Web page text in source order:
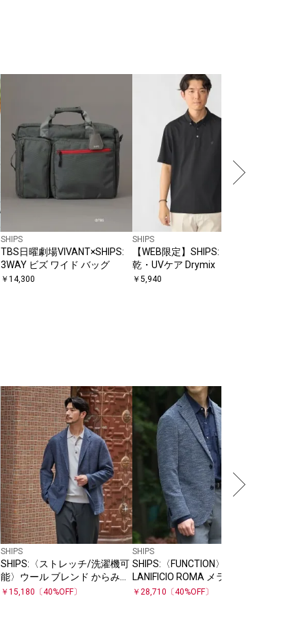
SHIPS
TBS日曜劇場VIVANT×SHIPS:
3WAY ビズ ワイド バッグ
￥ 14,300
SHIPS
【WEB限定】SHIPS: 吸水速
乾・UVケア Drymix（R）ワン
ポイントロゴ ボタンダウン ポ
￥ 5,940
SHIPS
SHIPS:〈ストレッチ/洗濯機可
能〉ウール ブレンド からみ織
り ジャケット
￥ 15,180 〔40%OFF〕
SHIPS
SHIPS:〈FUNCTION〉
LANIFICIO ROMA メランジ ジ
ャージー ジャケット
￥ 28,710 〔40%OFF〕